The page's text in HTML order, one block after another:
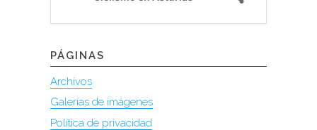
PÁGINAS
Archivos
Galerías de imágenes
Política de privacidad